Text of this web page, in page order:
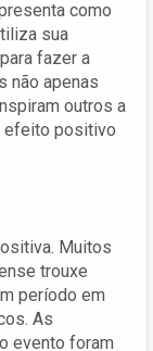
como
sua
fazer a
não apenas
outros a
efeito positivo
Muitos
trouxe
período em
As
evento foram